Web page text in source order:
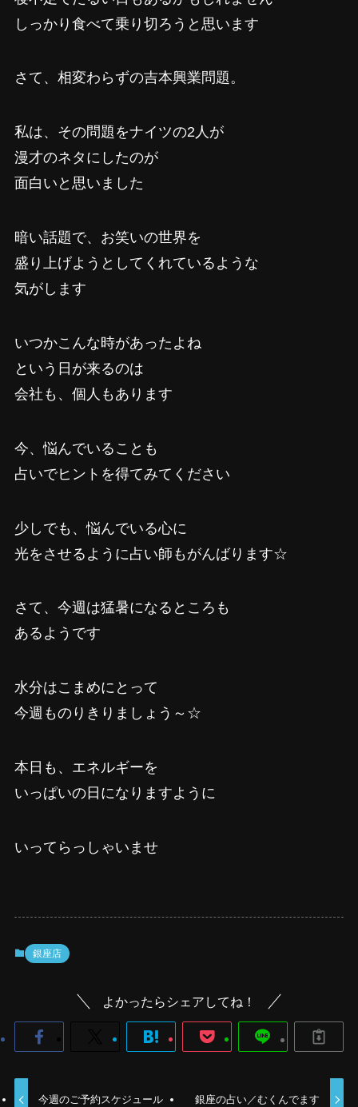
しっかり食べて乗り切ろうと思います
さて、相変わらずの吉本興業問題。
私は、その問題をナイツの2人が
漫才のネタにしたのが
面白いと思いました
暗い話題で、お笑いの世界を
盛り上げようとしてくれているような
気がします
いつかこんな時があったよね
という日が来るのは
会社も、個人もあります
今、悩んでいることも
占いでヒントを得てみてください
少しでも、悩んでいる心に
光をさせるように占い師もがんばります☆
さて、今週は猛暑になるところも
あるようです
水分はこまめにとって
今週ものりきりましょう～☆
本日も、エネルギーを
いっぱいの日になりますように
いってらっしゃいませ
銀座店
よかったらシェアしてね！
今週のご予約スケジュール 銀座の占い／むくんでます